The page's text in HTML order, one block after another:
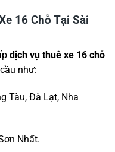
16 Chỗ Tại Sài
dịch vụ thuê xe 16 chỗ
như:
Tàu, Đà Lạt, Nha
Nhất.